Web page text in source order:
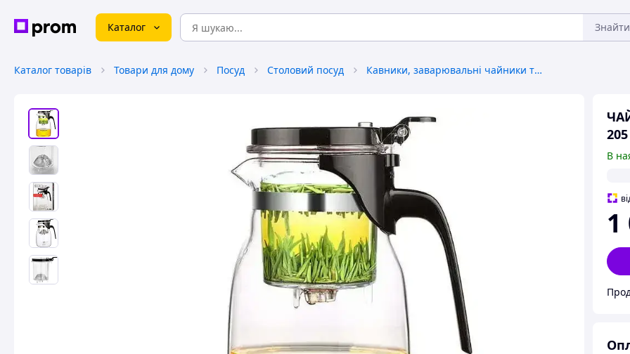
Каталог Знайти
Каталог товарів Товари для дому Посуд Столовий посуд Кавники, заварювальні чайники та аксесуари
В
1